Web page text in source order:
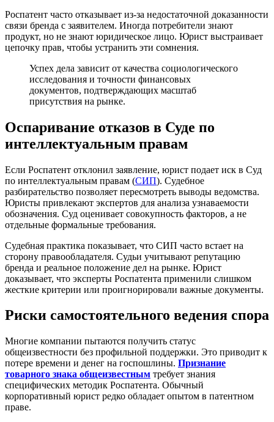
Роспатент часто отказывает из-за недостаточной доказанности
связи бренда с заявителем. Иногда потребители знают
продукт, но не знают юридическое лицо. Юрист выстраивает
цепочку прав, чтобы устранить эти сомнения.
Успех дела зависит от качества социологического
исследования и точности финансовых
документов, подтверждающих масштаб
присутствия на рынке.
Оспаривание отказов в Суде по
интеллектуальным правам
Если Роспатент отклонил заявление, юрист подает иск в Суд
по интеллектуальным правам (СИП). Судебное
разбирательство позволяет пересмотреть выводы ведомства.
Юристы привлекают экспертов для анализа узнаваемости
обозначения. Суд оценивает совокупность факторов, а не
отдельные формальные требования.
Судебная практика показывает, что СИП часто встает на
сторону правообладателя. Судьи учитывают репутацию
бренда и реальное положение дел на рынке. Юрист
доказывает, что эксперты Роспатента применили слишком
жесткие критерии или проигнорировали важные документы.
Риски самостоятельного ведения спора
Многие компании пытаются получить статус
общеизвестности без профильной поддержки. Это приводит к
потере времени и денег на госпошлины. Признание
товарного знака общеизвестным требует знания
специфических методик Роспатента. Обычный
корпоративный юрист редко обладает опытом в патентном
праве.